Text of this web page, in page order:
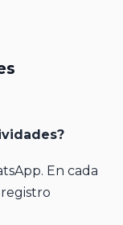
En cada